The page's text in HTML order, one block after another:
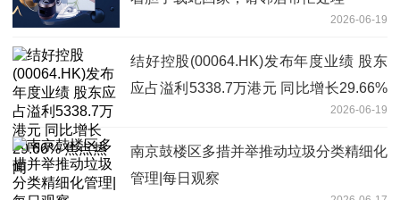
2026-06-19
结好控股(00064.HK)发布年度业绩 股东
应占溢利5338.7万港元 同比增长29.66%
2026-06-19
南京鼓楼区多措并举推动垃圾分类精细化
管理|每日观察